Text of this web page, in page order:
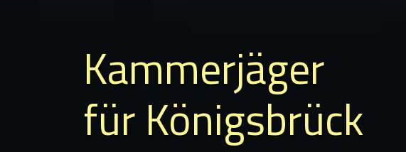
Kammerjäger
für Königsbrück